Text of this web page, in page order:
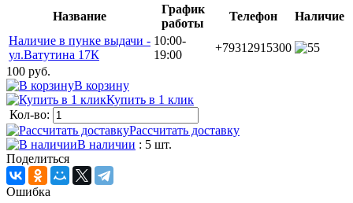
Название
График
работы
Телефон
Наличие
Наличие в пунке выдачи -
ул.Ватутина 17К
10:00-
19:00
+79312915300
5
100 руб.
В корзину
Купить в 1 клик
Кол-во:
Рассчитать доставку
В наличии : 5 шт.
Поделиться
Ошибка